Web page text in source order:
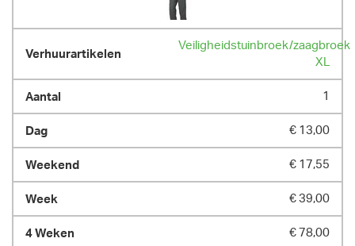
Veiligheidstuinbroek/zaagbroek
XL
1
€ 13,00
€ 17,55
€ 39,00
€ 78,00